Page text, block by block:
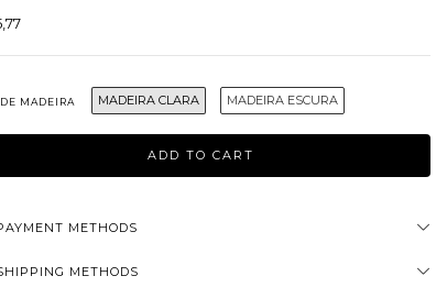
MADEIRA MADEIRA CLARA MADEIRA ESCURA
METHODS
METHODS